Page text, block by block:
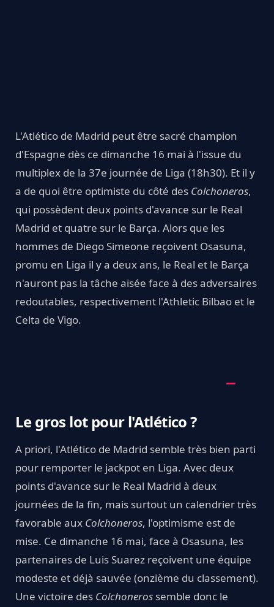
L'Atlético de Madrid peut être sacré champion
d'Espagne dès ce dimanche 16 mai à l'issue du
multiplex de la 37e journée de Liga (18h30). Et il y
a de quoi être optimiste du côté des Colchoneros,
qui possèdent deux points d'avance sur le Real
Madrid et quatre sur le Barça. Alors que les
hommes de Diego Simeone reçoivent Osasuna,
promu en Liga il y a deux ans, le Real et le Barça
n'auront pas la tâche aisée face à des adversaires
redoutables, respectivement l'Athletic Bilbao et le
Celta de Vigo.
Le gros lot pour l'Atlético ?
A priori, l'Atlético de Madrid semble très bien parti
pour remporter le jackpot en Liga. Avec deux
points d'avance sur le Real Madrid à deux
journées de la fin, mais surtout un calendrier très
favorable aux Colchoneros, l'optimisme est de
mise. Ce dimanche 16 mai, face à Osasuna, les
partenaires de Luis Suarez reçoivent une équipe
modeste et déjà sauvée (onzième du classement).
Une victoire des Colchoneros semble donc le